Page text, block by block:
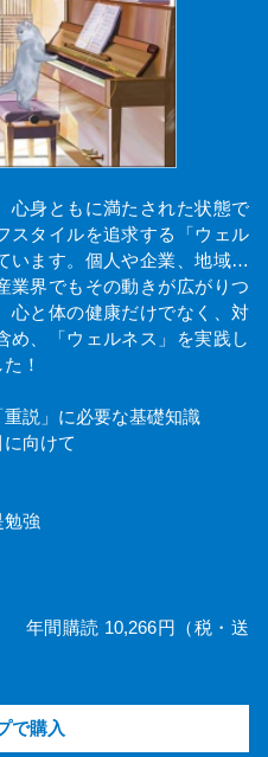
心身ともに満たされた状態で
スタイルを追求する「ウェル
います。個人や企業、地域…
業界でもその動きが広がりつ
心と体の健康だけでなく、対
め、「ウェルネス」を実践し
！
重説」に必要な基礎知識
に向けて
強
年間購読 10,266円（税・送
で購入